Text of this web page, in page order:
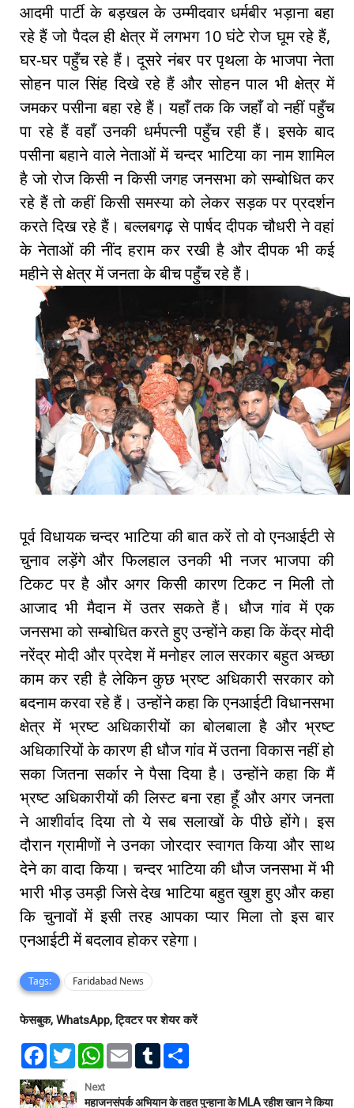
आदमी पार्टी के बड़खल के उम्मीदवार धर्मबीर भड़ाना बहा
रहे हैं जो पैदल ही क्षेत्र में लगभग 10 घंटे रोज घूम रहे हैं,
घर-घर पहुँच रहे हैं। दूसरे नंबर पर पृथला के भाजपा नेता
सोहन पाल सिंह दिखे रहे हैं और सोहन पाल भी क्षेत्र में
जमकर पसीना बहा रहे हैं। यहाँ तक कि जहाँ वो नहीं पहुँच
पा रहे हैं वहाँ उनकी धर्मपत्नी पहुँच रही हैं। इसके बाद
पसीना बहाने वाले नेताओं में चन्दर भाटिया का नाम शामिल
है जो रोज किसी न किसी जगह जनसभा को सम्बोधित कर
रहे हैं तो कहीं किसी समस्या को लेकर सड़क पर प्रदर्शन
करते दिख रहे हैं। बल्लबगढ़ से पार्षद दीपक चौधरी ने वहां
के नेताओं की नींद हराम कर रखी है और दीपक भी कई
महीने से क्षेत्र में जनता के बीच पहुँच रहे हैं।
पूर्व विधायक चन्दर भाटिया की बात करें तो वो एनआईटी से
चुनाव लड़ेंगे और फिलहाल उनकी भी नजर भाजपा की
टिकट पर है और अगर किसी कारण टिकट न मिली तो
आजाद भी मैदान में उतर सकते हैं। धौज गांव में एक
जनसभा को सम्बोधित करते हुए उन्होंने कहा कि केंद्र मोदी
नरेंद्र मोदी और प्रदेश में मनोहर लाल सरकार बहुत अच्छा
काम कर रही है लेकिन कुछ भ्रष्ट अधिकारी सरकार को
बदनाम करवा रहे हैं। उन्होंने कहा कि एनआईटी विधानसभा
क्षेत्र में भ्रष्ट अधिकारीयों का बोलबाला है और भ्रष्ट
अधिकारियों के कारण ही धौज गांव में उतना विकास नहीं हो
सका जितना सर्कार ने पैसा दिया है। उन्होंने कहा कि मैं
भ्रष्ट अधिकारीयों की लिस्ट बना रहा हूँ और अगर जनता
ने आशीर्वाद दिया तो ये सब सलाखों के पीछे होंगे। इस
दौरान ग्रामीणों ने उनका जोरदार स्वागत किया और साथ
देने का वादा किया। चन्दर भाटिया की धौज जनसभा में भी
भारी भीड़ उमड़ी जिसे देख भाटिया बहुत खुश हुए और कहा
कि चुनावों में इसी तरह आपका प्यार मिला तो इस बार
एनआईटी में बदलाव होकर रहेगा।
Tags: Faridabad News
फेसबुक, WhatsApp, ट्विटर पर शेयर करें
F
e
b
T
w
t
t
W
t
s
E
l
T
l
e
Next
महाजनसंपर्क अभियान के तहत पुन्हाना के MLA रहीश खान ने किया